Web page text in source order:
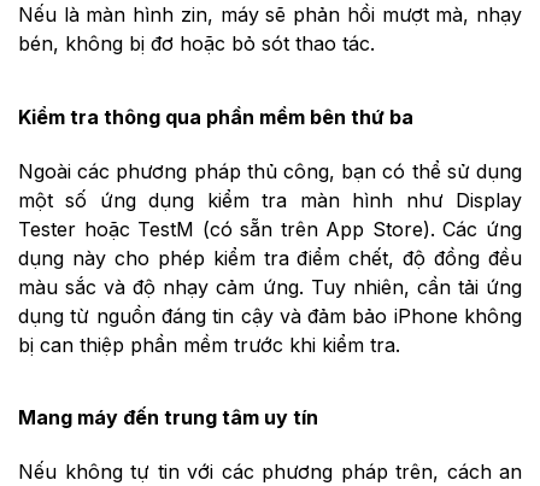
Nếu là màn hình zin, máy sẽ phản hồi mượt mà, nhạy
bén, không bị đơ hoặc bỏ sót thao tác.
Kiểm tra thông qua phần mềm bên thứ ba
Ngoài các phương pháp thủ công, bạn có thể sử dụng
một số ứng dụng kiểm tra màn hình như Display
Tester hoặc TestM (có sẵn trên App Store). Các ứng
dụng này cho phép kiểm tra điểm chết, độ đồng đều
màu sắc và độ nhạy cảm ứng. Tuy nhiên, cần tải ứng
dụng từ nguồn đáng tin cậy và đảm bảo iPhone không
bị can thiệp phần mềm trước khi kiểm tra.
Mang máy đến trung tâm uy tín
Nếu không tự tin với các phương pháp trên, cách an